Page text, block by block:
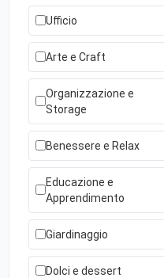
Ufficio
Arte e Craft
Organizzazione e
Storage
Benessere e Relax
Educazione e
Apprendimento
Giardinaggio
Dolci e dessert